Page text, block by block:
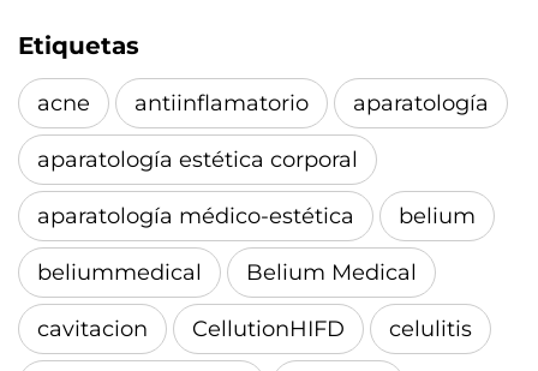
Etiquetas
acne antiinflamatorio aparatología
aparatología estética corporal
aparatología médico-estética belium
beliummedical Belium Medical
cavitacion CellutionHIFD celulitis